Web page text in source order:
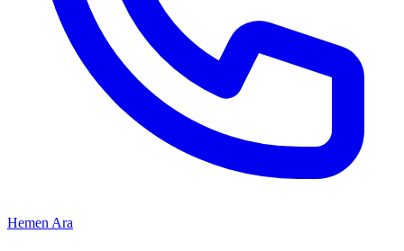
Hemen Ara